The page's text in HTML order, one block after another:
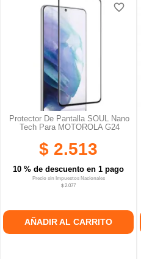
Protector De Pantalla SOUL Nano
Tech Para MOTOROLA G24
$ 2.513
10 % de descuento en 1 pago
Precio sin Impuestos Nacionales
$ 2.077
AÑADIR AL CARRITO
favorite_border
favorite_border
favorite_border